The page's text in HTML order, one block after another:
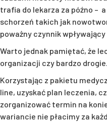
trafia do lekarza za późno –
schorzeń takich jak
poważny czynnik wpływający
Warto jednak pamiętać, że
organizacji czy bardzo drogie.
Korzystając z pakietu
line, uzyskać plan leczenia,
zorganizować termin na
wariancie nie płacimy za